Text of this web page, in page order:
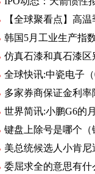
【全球聚看点】高
韩国5月工业生产指
仿真石漆和真石漆
全球快讯:中瓷电子
多家券商保证金利率
世界简讯:小鹏G6的
键盘上除号是哪个
美总统候选人小肯
委屈求全的意思有